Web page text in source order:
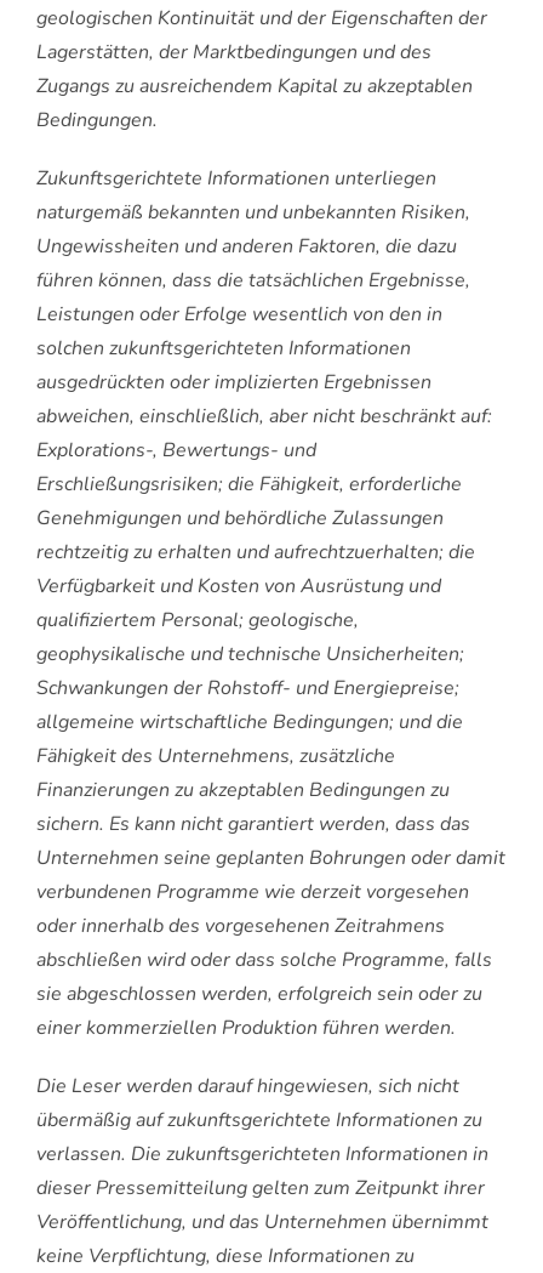
geologischen Kontinuität und der Eigenschaften der
Lagerstätten, der Marktbedingungen und des
Zugangs zu ausreichendem Kapital zu akzeptablen
Bedingungen.
Zukunftsgerichtete Informationen unterliegen
naturgemäß bekannten und unbekannten Risiken,
Ungewissheiten und anderen Faktoren, die dazu
führen können, dass die tatsächlichen Ergebnisse,
Leistungen oder Erfolge wesentlich von den in
solchen zukunftsgerichteten Informationen
ausgedrückten oder implizierten Ergebnissen
abweichen, einschließlich, aber nicht beschränkt auf:
Explorations-, Bewertungs- und
Erschließungsrisiken; die Fähigkeit, erforderliche
Genehmigungen und behördliche Zulassungen
rechtzeitig zu erhalten und aufrechtzuerhalten; die
Verfügbarkeit und Kosten von Ausrüstung und
qualifiziertem Personal; geologische,
geophysikalische und technische Unsicherheiten;
Schwankungen der Rohstoff- und Energiepreise;
allgemeine wirtschaftliche Bedingungen; und die
Fähigkeit des Unternehmens, zusätzliche
Finanzierungen zu akzeptablen Bedingungen zu
sichern. Es kann nicht garantiert werden, dass das
Unternehmen seine geplanten Bohrungen oder damit
verbundenen Programme wie derzeit vorgesehen
oder innerhalb des vorgesehenen Zeitrahmens
abschließen wird oder dass solche Programme, falls
sie abgeschlossen werden, erfolgreich sein oder zu
einer kommerziellen Produktion führen werden.
Die Leser werden darauf hingewiesen, sich nicht
übermäßig auf zukunftsgerichtete Informationen zu
verlassen. Die zukunftsgerichteten Informationen in
dieser Pressemitteilung gelten zum Zeitpunkt ihrer
Veröffentlichung, und das Unternehmen übernimmt
keine Verpflichtung, diese Informationen zu